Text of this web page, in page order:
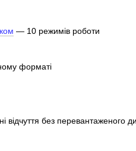
— 10 режимів роботи
форматі
відчуття без перевантаженого